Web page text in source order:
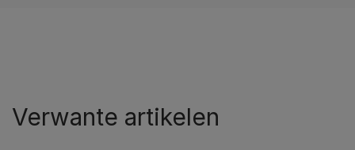
Verwante artikelen